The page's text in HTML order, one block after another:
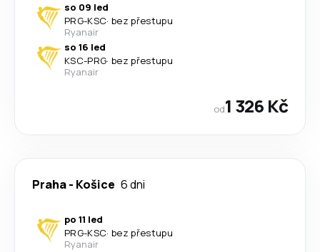
so 09 led
PRG-KSC· bez přestupu
Ryanair
so 16 led
KSC-PRG· bez přestupu
Ryanair
od1 326 Kč
Praha- Košice 6 dni
po 11 led
PRG-KSC· bez přestupu
Ryanair